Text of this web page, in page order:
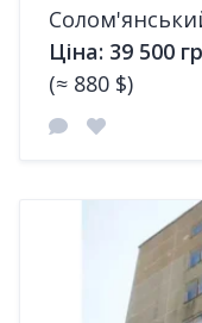
Ціна: 39 500
(≈ 880 $)